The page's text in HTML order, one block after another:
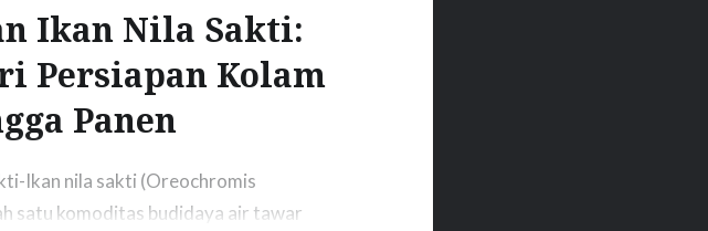
Ikan Nila Sakti:
Persiapan Kolam
Panen
Ikan nila sakti (Oreochromis
satu komoditas budidaya air tawar